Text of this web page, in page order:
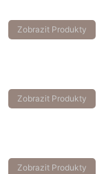
Zobrazit Produkty
Zobrazit Produkty
Zobrazit Produkty